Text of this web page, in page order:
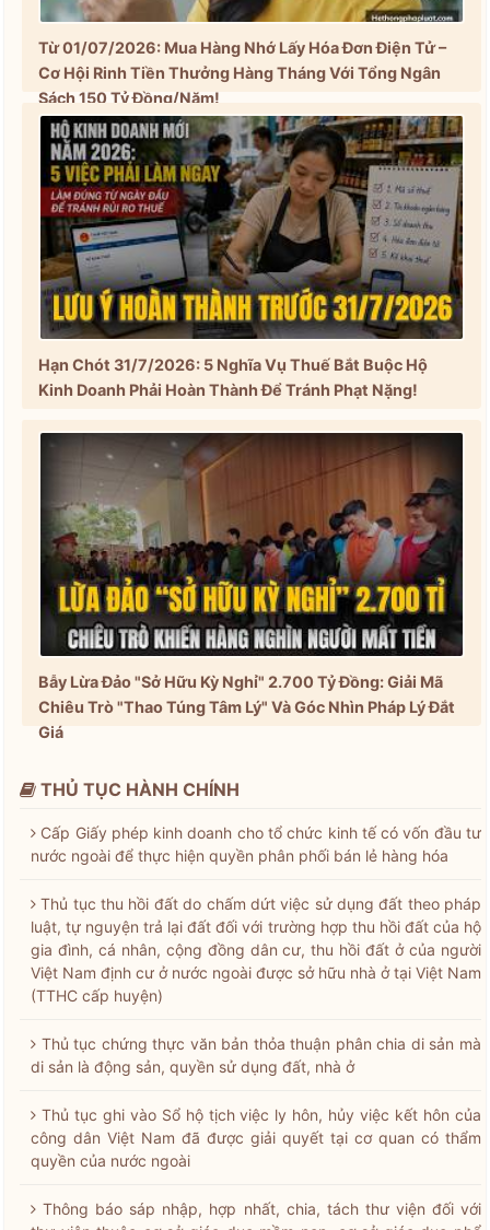
Từ 01/07/2026: Mua Hàng Nhớ Lấy Hóa Đơn Điện Tử –
Cơ Hội Rinh Tiền Thưởng Hàng Tháng Với Tổng Ngân
Sách 150 Tỷ Đồng/Năm!
Hạn Chót 31/7/2026: 5 Nghĩa Vụ Thuế Bắt Buộc Hộ
Kinh Doanh Phải Hoàn Thành Để Tránh Phạt Nặng!
Bẫy Lừa Đảo "Sở Hữu Kỳ Nghỉ" 2.700 Tỷ Đồng: Giải Mã
Chiêu Trò "Thao Túng Tâm Lý" Và Góc Nhìn Pháp Lý Đắt
Giá
THỦ TỤC HÀNH CHÍNH
Cấp Giấy phép kinh doanh cho tổ chức kinh tế có vốn đầu tư
nước ngoài để thực hiện quyền phân phối bán lẻ hàng hóa
Thủ tục thu hồi đất do chấm dứt việc sử dụng đất theo pháp
luật, tự nguyện trả lại đất đối với trường hợp thu hồi đất của hộ
gia đình, cá nhân, cộng đồng dân cư, thu hồi đất ở của người
Việt Nam định cư ở nước ngoài được sở hữu nhà ở tại Việt Nam
(TTHC cấp huyện)
Thủ tục chứng thực văn bản thỏa thuận phân chia di sản mà
di sản là động sản, quyền sử dụng đất, nhà ở
Thủ tục ghi vào Sổ hộ tịch việc ly hôn, hủy việc kết hôn của
công dân Việt Nam đã được giải quyết tại cơ quan có thẩm
quyền của nước ngoài
Thông báo sáp nhập, hợp nhất, chia, tách thư viện đối với